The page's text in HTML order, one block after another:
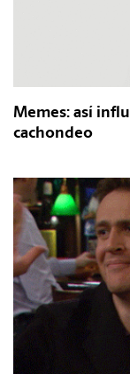
Memes: así
cachondeo